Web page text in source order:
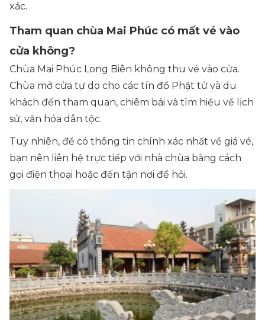
xác.
Tham quan chùa Mai Phúc có mất vé vào
cửa không?
Chùa Mai Phúc Long Biên không thu vé vào cửa.
Chùa mở cửa tự do cho các tín đồ Phật tử và du
khách đến tham quan, chiêm bái và tìm hiểu về lịch
sử, văn hóa dân tộc.
Tuy nhiên, để có thông tin chính xác nhất về giá vé,
bạn nên liên hệ trực tiếp với nhà chùa bằng cách
gọi điện thoại hoặc đến tận nơi để hỏi.